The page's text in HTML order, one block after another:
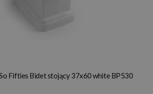
Fifties Bidet stojący 37x60 white BP530